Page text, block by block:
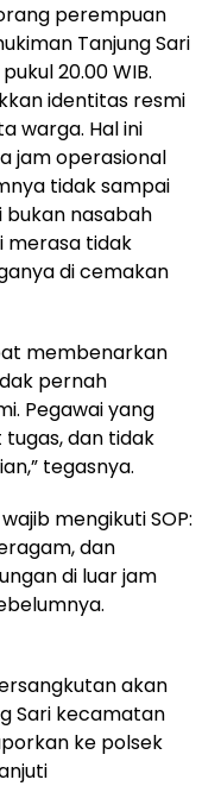
perempuan
Tanjung Sari
20.00 WIB.
identitas resmi
warga. Hal ini
jam operasional
tidak sampai
bukan nasabah
merasa tidak
di cemakan
membenarkan
pernah
Pegawai yang
dan tidak
tegasnya.
mengikuti SOP:
dan
di luar jam
akan
Sari kecamatan
ke polsek